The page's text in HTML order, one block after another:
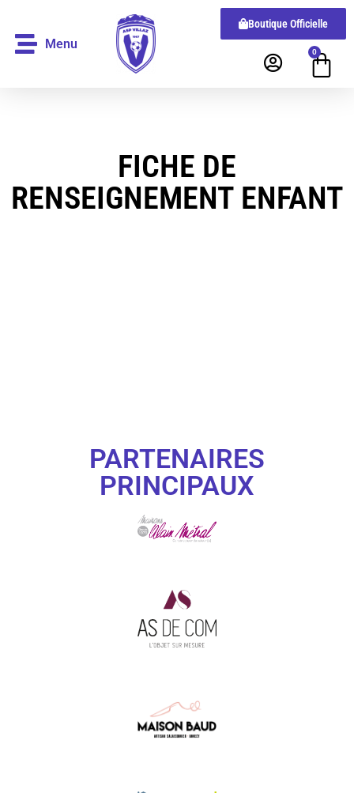
Menu
Boutique Officielle
0
FICHE DE
RENSEIGNEMENT ENFANT
PARTENAIRES
PRINCIPAUX